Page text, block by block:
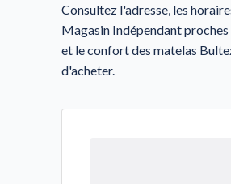
Consultez l'adresse, les
Magasin Indépendant
et le confort des matelas
d'acheter.